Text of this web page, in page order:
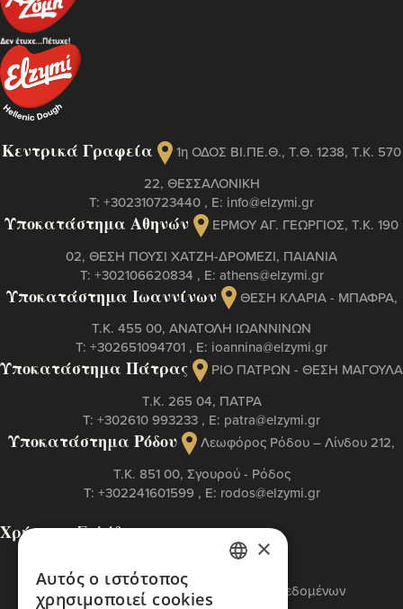
Κεντρικά Γραφεία
1η ΟΔΟΣ ΒΙ.ΠΕ.Θ., Τ.Θ. 1238, Τ.Κ. 570
22, ΘΕΣΣΑΛΟΝΙΚΗ
Τ: +302310723440 , Ε: info@elzymi.gr
Υποκατάστημα Αθηνών
ΕΡΜΟΥ ΑΓ. ΓΕΩΡΓΙΟΣ, T.K. 190
02, ΘΕΣΗ ΠΟΥΣΙ ΧΑΤΖΗ-ΔΡΟΜΕΖΙ, ΠΑΙΑΝΙΑ
Τ: +302106620834 , Ε: athens@elzymi.gr
Υποκατάστημα Ιωαννίνων
ΘΕΣΗ ΚΛΑΡΙΑ - ΜΠΑΦΡΑ,
Τ.Κ. 455 00, ΑΝΑΤΟΛΗ ΙΩΑΝΝΙΝΩΝ
Τ: +302651094701 , Ε: ioannina@elzymi.gr
Υποκατάστημα Πάτρας
ΡΙΟ ΠΑΤΡΩΝ - ΘΕΣΗ ΜΑΓΟΥΛΑ
Τ.Κ. 265 04, ΠΑΤΡΑ
Τ: +302610 993233 , Ε: patra@elzymi.gr
Υποκατάστημα Ρόδου
Λεωφόρος Ρόδου – Λίνδου 212,
T.K. 851 00, Σγουρού - Ρόδος
Τ: +302241601599 , Ε: rodos@elzymi.gr
Χρήσιμες Σελίδες
Επικοινωνία
Πολιτική Cookies
Πολιτική Προστασίας Προσωπικών Δεδομένων
×
Αυτός ο ιστότοπος
χρησιμοποιεί cookies